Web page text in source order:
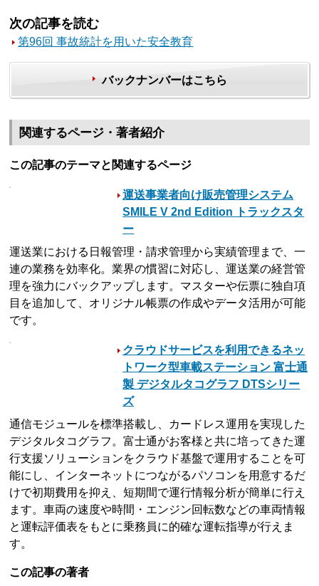
次の記事を読む
第96回 事故統計を用いた安全教育
バックナンバーはこちら
関連するページ・著者紹介
この記事のテーマと関連するページ
運送事業者向け販売管理システム
SMILE V 2nd Edition トラックスタ
ー
運送業における日報管理・請求管理から実績管理まで、一
連の業務を効率化。業界の慣習に対応し、運送業の経営管
理を強力にバックアップします。マスターや伝票に独自項
目を追加して、オリジナル帳票の作成やデータ活用が可能
です。
クラウドサービスを利用できるネッ
トワーク型車載ステーション 富士通
製 デジタルタコグラフ DTSシリー
ズ
通信モジュールを標準搭載し、カードレス運用を実現した
デジタルタコグラフ。富士通がお客様と共に培ってきた運
行支援ソリューションをクラウド基盤で運用することを可
能にし、インターネットにつながるパソコンを用意するだ
けで初期費用を抑え、短期間で運行情報分析が簡単に行え
ます。車両の速度や時間・エンジン回転数などの車両情報
と運転評価表をもとに乗務員に的確な運転指導が行えま
す。
この記事の著者